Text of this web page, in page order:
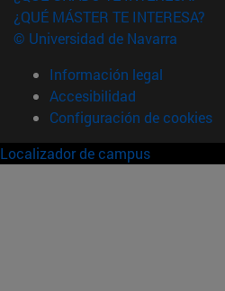
¿QUÉ MÁSTER TE INTERESA?
© Universidad de Navarra
Información legal
Accesibilidad
Configuración de cookies
Localizador de campus